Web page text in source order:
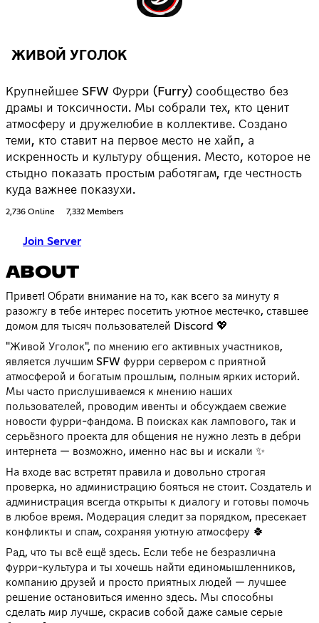
ЖИВОЙ УГОЛОК
Крупнейшее SFW Фурри (Furry) сообщество без
драмы и токсичности. Мы собрали тех, кто ценит
атмосферу и дружелюбие в коллективе. Создано
теми, кто ставит на первое место не хайп, а
искренность и культуру общения. Место, которое не
стыдно показать простым работягам, где честность
куда важнее показухи.
2,736 Online 7,332 Members
Join Server
ABOUT
Привет! Обрати внимание на то, как всего за минуту я
разожгу в тебе интерес посетить уютное местечко, ставшее
домом для тысяч пользователей Discord 💖
"Живой Уголок", по мнению его активных участников,
является лучшим SFW фурри сервером с приятной
атмосферой и богатым прошлым, полным ярких историй.
Мы часто прислушиваемся к мнению наших
пользователей, проводим ивенты и обсуждаем свежие
новости фурри-фандома. В поисках как лампового, так и
серьёзного проекта для общения не нужно лезть в дебри
интернета — возможно, именно нас вы и искали ✨
На входе вас встретят правила и довольно строгая
проверка, но администрацию бояться не стоит. Создатель и
администрация всегда открыты к диалогу и готовы помочь
в любое время. Модерация следит за порядком, пресекает
конфликты и спам, сохраняя уютную атмосферу 🍀
Рад, что ты всё ещё здесь. Если тебе не безразлична
фурри-культура и ты хочешь найти единомышленников,
компанию друзей и просто приятных людей — лучшее
решение остановиться именно здесь. Мы способны
сделать мир лучше, скрасив собой даже самые серые